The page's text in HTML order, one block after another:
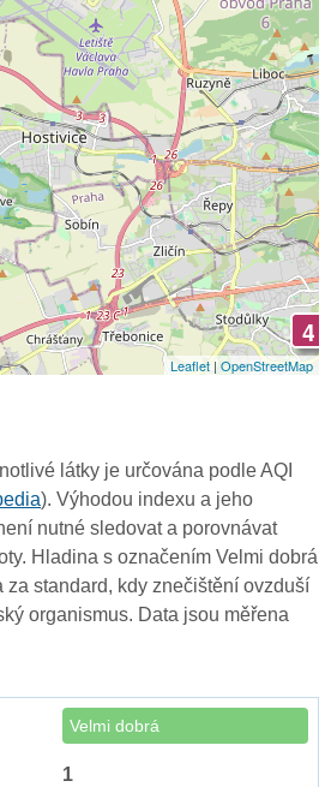
4
Leaflet| OpenStreetMap
látky je určována podle AQI
). Výhodou indexu a jeho
nutné sledovat a porovnávat
Hladina s označením Velmi dobrá
za standard, kdy znečištění ovzduší
organismus. Data jsou měřena
Velmi dobrá
1